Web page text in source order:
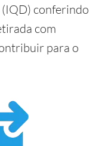
conferindo
com
para o